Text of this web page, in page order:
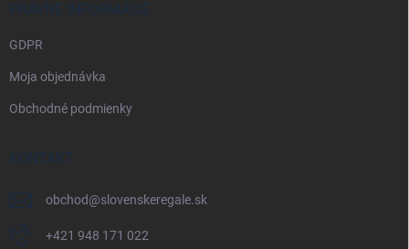
PRÁVNE INFORMÁCIE
GDPR
Moja objednávka
Obchodné podmienky
KONTAKT
obchod@slovenskeregale.sk
+421 948 171 022